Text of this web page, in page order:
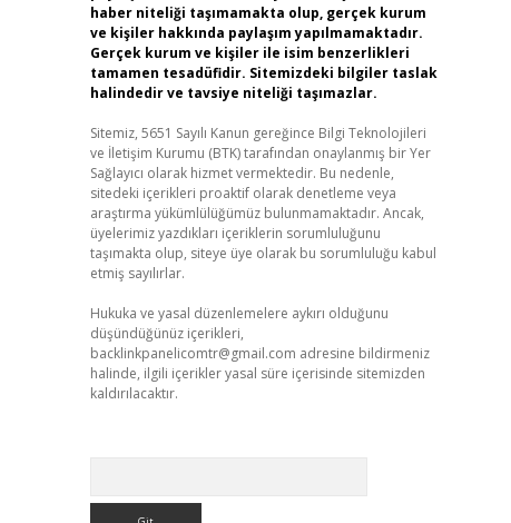
haber niteliği taşımamakta olup, gerçek kurum
ve kişiler hakkında paylaşım yapılmamaktadır.
Gerçek kurum ve kişiler ile isim benzerlikleri
tamamen tesadüfidir. Sitemizdeki bilgiler taslak
halindedir ve tavsiye niteliği taşımazlar.
Sitemiz, 5651 Sayılı Kanun gereğince Bilgi Teknolojileri
ve İletişim Kurumu (BTK) tarafından onaylanmış bir Yer
Sağlayıcı olarak hizmet vermektedir. Bu nedenle,
sitedeki içerikleri proaktif olarak denetleme veya
araştırma yükümlülüğümüz bulunmamaktadır. Ancak,
üyelerimiz yazdıkları içeriklerin sorumluluğunu
taşımakta olup, siteye üye olarak bu sorumluluğu kabul
etmiş sayılırlar.
Hukuka ve yasal düzenlemelere aykırı olduğunu
düşündüğünüz içerikleri,
backlinkpanelicomtr@gmail.com adresine bildirmeniz
halinde, ilgili içerikler yasal süre içerisinde sitemizden
kaldırılacaktır.